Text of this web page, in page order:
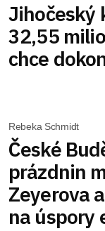
Jihočeský
32,55
chce
Rebeka Schmidt
České
prázdnin
Zeyerova
na úspory